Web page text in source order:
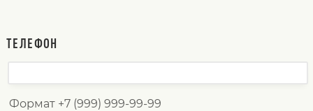
ТЕЛЕФОН
Формат +7 (999) 999-99-99